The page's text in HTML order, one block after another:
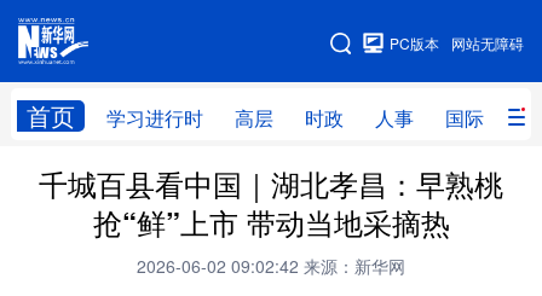
网站无障碍
PC版本
首页 学习进行时 高层 时政 人事 国际 财
网站地图
学习进行时 高层 时政 人事
国际 财经 网评 港澳
全球连线
千城百县看中国｜湖北孝昌：早熟桃
抢“鲜”上市 带动当地采摘热
2026-06-02 09:02:42 来源：新华网